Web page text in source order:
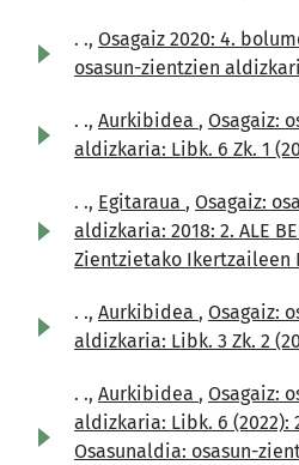
. ., Osagaiz 2020: 4.
osasun-zientzien
. ., Aurkibidea , Osagaiz:
aldizkaria: Libk. 6 Zk. 1
. ., Egitaraua , Osagaiz:
aldizkaria: 2018: 2. ALE
Zientzietako Ikertzaileen
. ., Aurkibidea , Osagaiz:
aldizkaria: Libk. 3 Zk. 2
. ., Aurkibidea , Osagaiz:
aldizkaria: Libk. 6 (2022):
Osasunaldia: osasun-